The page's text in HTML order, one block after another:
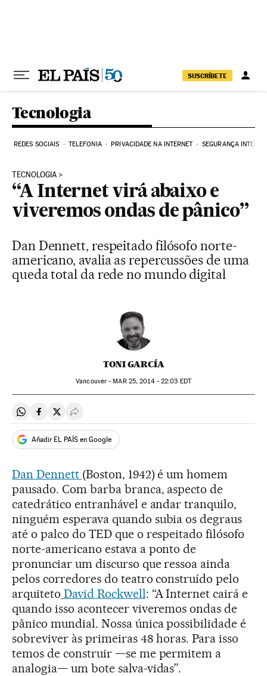
SUSCRÍBETE
Tecnologia
REDES SOCIAIS TELEFONIA PRIVACIDADE NA INTERNET SEGURANÇA
TECNOLOGIA
“A Internet virá abaixo e
viveremos ondas de pânico”
Dan Dennett, respeitado filósofo norte-
americano, avalia as repercussões de uma
queda total da rede no mundo digital
TONI GARCÍA
Vancouver -MAR25, 2014 - 22:03 EDT
Compartir en Whatsapp
Compartir en Facebook
Compartir en Twitter
Desplegar Redes Sociales
Añadir EL PAÍS en Google
Dan Dennett (Boston, 1942) é um homem
pausado. Com barba branca, aspecto de
catedrático entranhável e andar tranquilo,
ninguém esperava quando subia os degraus
até o palco do TED que o respeitado filósofo
norte-americano estava a ponto de
pronunciar um discurso que ressoa ainda
pelos corredores do teatro construído pelo
arquiteto David Rockwell: “A Internet cairá e
quando isso acontecer viveremos ondas de
pânico mundial. Nossa única possibilidade é
sobreviver às primeiras 48 horas. Para isso
temos de construir —se me permitem a
analogia— um bote salva-vidas”.